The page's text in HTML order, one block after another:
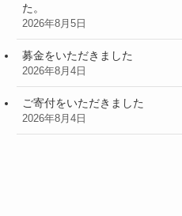
た。
2026年8月5日
募金をいただきました
2026年8月4日
ご寄付をいただきました
2026年8月4日